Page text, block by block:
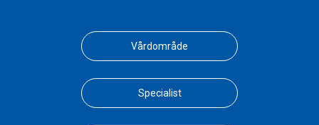
Vårdområde
Specialist